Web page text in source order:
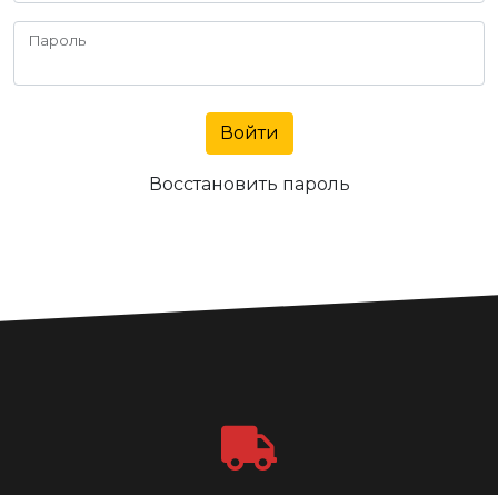
Пароль
Войти
Восстановить пароль